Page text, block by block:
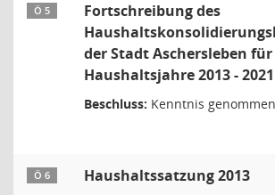
Ö 5
Fortschreibung des
der Stadt Aschersleben
Haushaltsjahre 2013 - 2021
Beschluss: Kenntnis genommen
Ö 6 Haushaltssatzung 2013